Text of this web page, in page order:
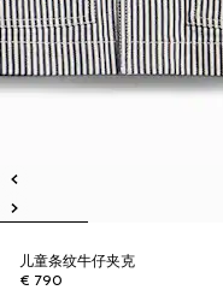
儿童条纹牛仔夹克
€ 790